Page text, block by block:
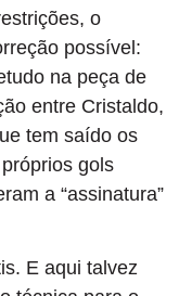
o
possível:
na peça de
entre Cristaldo,
tem saído os
gols
a “assinatura”
E aqui talvez